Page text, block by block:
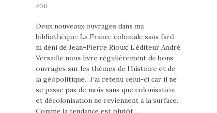
2011
Deux nouveaux ouvrages dans ma
bibliothèque: La France coloniale sans fard
ni déni de Jean-Pierre Rioux: L’éditeur André
Versaille nous livre régulièrement de bons
ouvrages sur les thèmes de l’histoire et de
la géopolitique. J’ai retenu celui-ci car il ne
se passe pas de mois sans que colonisation
et décolonisation ne reviennent à la surface.
Comme la tendance est plutôt…